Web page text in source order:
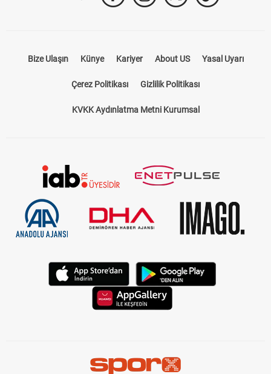
Bize Ulaşın Künye Kariyer About US Yasal Uyarı
Çerez Politikası Gizlilik Politikası
KVKK Aydınlatma Metni Kurumsal